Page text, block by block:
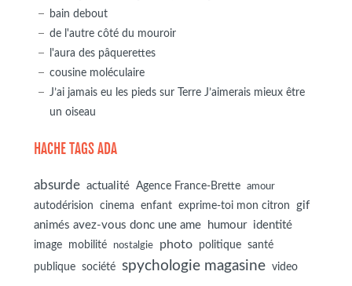
bain debout
de l'autre côté du mouroir
l'aura des pâquerettes
cousine moléculaire
J’ai jamais eu les pieds sur Terre J’aimerais mieux être
un oiseau
HACHE TAGS ADA
absurde actualité Agence France-Brette amour
autodérision cinema enfant exprime-toi mon citron
gif
animés avez-vous donc une ame
humour identité
image mobilité nostalgie photo politique
santé
publique
société spychologie magasine video